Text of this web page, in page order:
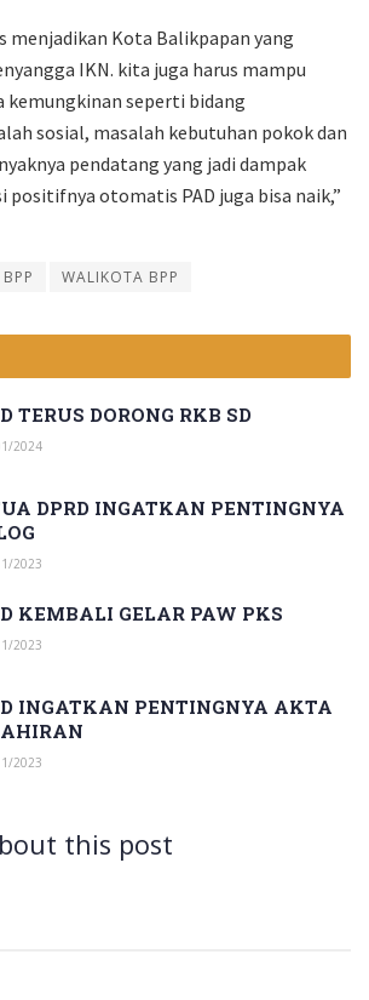
menjadikan Kota Balikpapan yang
IKN. kita juga harus mampu
kemungkinan seperti bidang
sosial, masalah kebutuhan pokok dan
pendatang yang jadi dampak
positifnya otomatis PAD juga bisa naik,”
WALIKOTA BPP
TERUS DORONG RKB SD
2024
DPRD INGATKAN PENTINGNYA
2023
KEMBALI GELAR PAW PKS
2023
INGATKAN PENTINGNYA AKTA
2023
this post